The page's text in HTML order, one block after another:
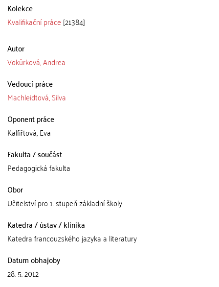
Kolekce
Kvalifikační práce [21384]
Autor
Vokůrková, Andrea
Vedoucí práce
Machleidtová, Silva
Oponent práce
Kalfiřtová, Eva
Fakulta / součást
Pedagogická fakulta
Obor
Učitelství pro 1. stupeň základní školy
Katedra / ústav / klinika
Katedra francouzského jazyka a literatury
Datum obhajoby
28. 5. 2012